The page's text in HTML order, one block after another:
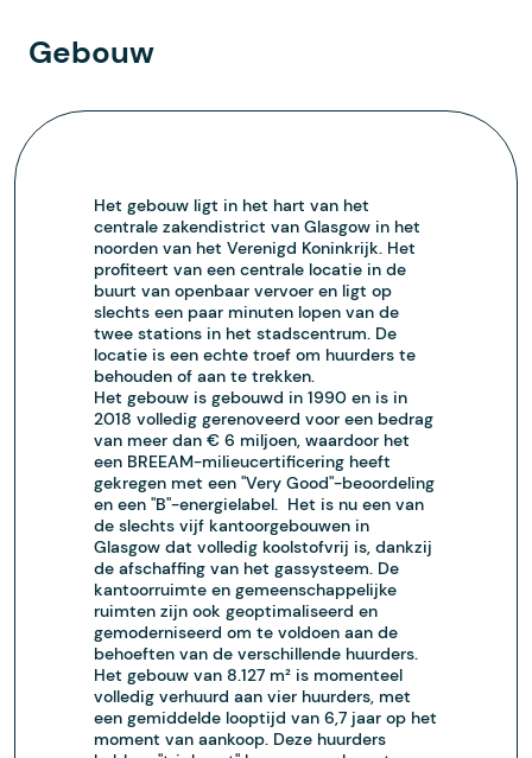
Gebouw
Het gebouw ligt in het hart van het
centrale zakendistrict van Glasgow in het
noorden van het Verenigd Koninkrijk. Het
profiteert van een centrale locatie in de
buurt van openbaar vervoer en ligt op
slechts een paar minuten lopen van de
twee stations in het stadscentrum. De
locatie is een echte troef om huurders te
behouden of aan te trekken.
Het gebouw is gebouwd in 1990 en is in
2018 volledig gerenoveerd voor een bedrag
van meer dan € 6 miljoen, waardoor het
een BREEAM-milieucertificering heeft
gekregen met een "Very Good"-beoordeling
en een "B"-energielabel. Het is nu een van
de slechts vijf kantoorgebouwen in
Glasgow dat volledig koolstofvrij is, dankzij
de afschaffing van het gassysteem. De
kantoorruimte en gemeenschappelijke
ruimten zijn ook geoptimaliseerd en
gemoderniseerd om te voldoen aan de
behoeften van de verschillende huurders.
Het gebouw van 8.127 m² is momenteel
volledig verhuurd aan vier huurders, met
een gemiddelde looptijd van 6,7 jaar op het
moment van aankoop. Deze huurders